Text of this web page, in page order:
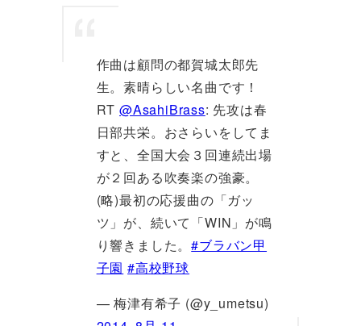
作曲は顧問の都賀城太郎先
生。素晴らしい名曲です！
RT@AsahiBrass: 先攻は春
日部共栄。おさらいをしてま
すと、全国大会３回連続出場
が２回ある吹奏楽の強豪。
(略)最初の応援曲の「ガッ
ツ」が、続いて「WIN」が鳴
り響きました。#ブラバン甲
子園 #高校野球
— 梅津有希子 (@y_umetsu)